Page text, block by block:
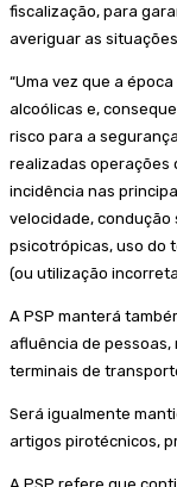
fiscalização, para
averiguar as
“Uma vez que a
alcoólicas e,
risco para a
realizadas operações
incidência nas
velocidade,
psicotrópicas, uso do
(ou utilização
A PSP manterá
afluência de pessoas,
terminais de
Será igualmente
artigos pirotécnicos,